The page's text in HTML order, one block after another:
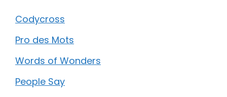
Codycross
Pro des Mots
Words of Wonders
People Say